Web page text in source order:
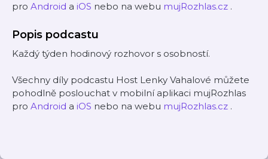
pro Android a iOS nebo na webu mujRozhlas.cz .
Popis podcastu
Každý týden hodinový rozhovor s osobností.
Všechny díly podcastu Host Lenky Vahalové můžete
pohodlně poslouchat v mobilní aplikaci mujRozhlas
pro Android a iOS nebo na webu mujRozhlas.cz .